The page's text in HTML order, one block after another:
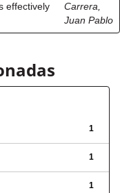
effectively
Carrera,
Juan Pablo
1
1
1